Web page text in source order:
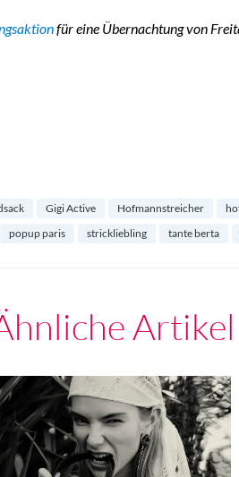
für eine Übernachtung von
Gigi Active Hofmannstreicher
popup paris strickliebling tante berta
Artikel